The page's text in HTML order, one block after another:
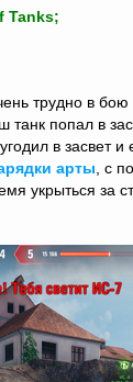
Tanks;
трудно в
попал в
в засвет и
арты , с
укрыться за